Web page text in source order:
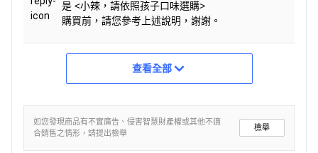
是 <小辣，請依照孩子口味選購>
購買前，請您參考上述說明，謝謝。
查看全部
如您發現商品有不實廣告、侵害智慧財產權或其他不適
合銷售之情形，請提出檢舉
檢舉